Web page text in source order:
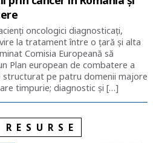
oncologici diagnosticați,
la tratament între o țară și alta
Comisia Europeană să
Plan european de combatere a
structurat pe patru domenii majore
timpurie; diagnostic și […]